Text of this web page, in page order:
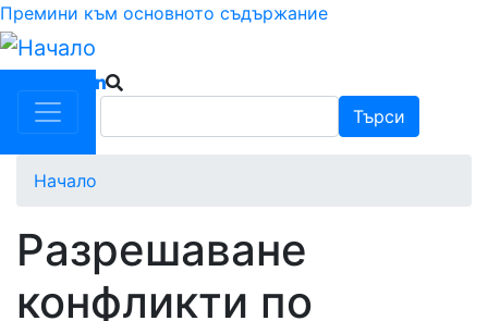
Премини към основното съдържание
Търси
Начало
Разрешаване
конфликти по